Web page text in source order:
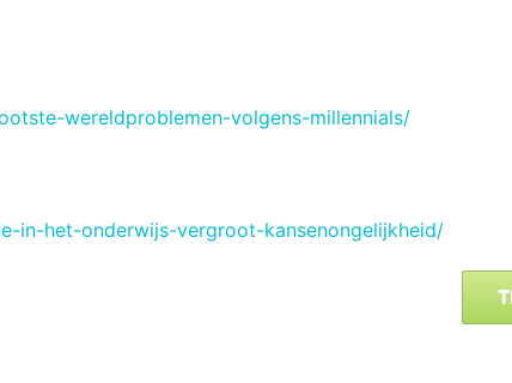
wereldproblemen-volgens-millennials/
in-het-onderwijs-vergroot-kansenongelijkheid/